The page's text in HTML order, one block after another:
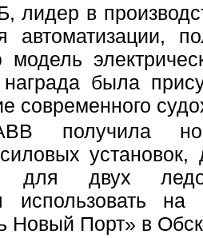
лидер в
автоматизации,
была
современного
получила
силовых
для двух
использовать
Новый Порт» в